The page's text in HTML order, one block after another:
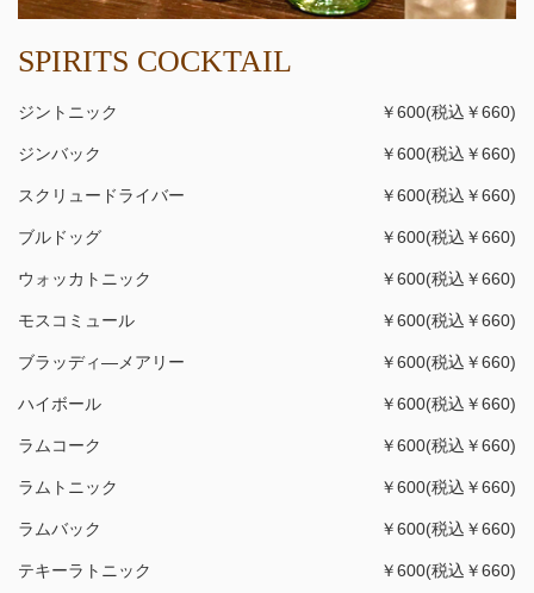
SPIRITS COCKTAIL
ジントニック ￥600(税込￥660)
ジンバック ￥600(税込￥660)
スクリュードライバー ￥600(税込￥660)
ブルドッグ ￥600(税込￥660)
ウォッカトニック ￥600(税込￥660)
モスコミュール ￥600(税込￥660)
ブラッディ―メアリー ￥600(税込￥660)
ハイボール ￥600(税込￥660)
ラムコーク ￥600(税込￥660)
ラムトニック ￥600(税込￥660)
ラムバック ￥600(税込￥660)
テキーラトニック ￥600(税込￥660)